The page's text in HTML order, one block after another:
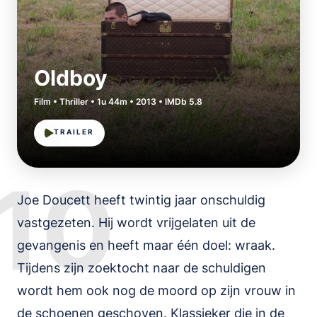
Oldboy
Film • Thriller • 1u 44m • 2013 • IMDb 5.8
TRAILER
Joe Doucett heeft twintig jaar onschuldig
vastgezeten. Hij wordt vrijgelaten uit de
gevangenis en heeft maar één doel: wraak.
Tijdens zijn zoektocht naar de schuldigen
wordt hem ook nog de moord op zijn vrouw in
de schoenen geschoven. Klassieker die in de